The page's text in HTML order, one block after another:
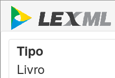
Tipo
Livro